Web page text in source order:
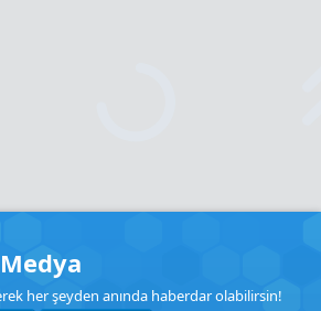
her şeyden anında haberdar olabilirsin!